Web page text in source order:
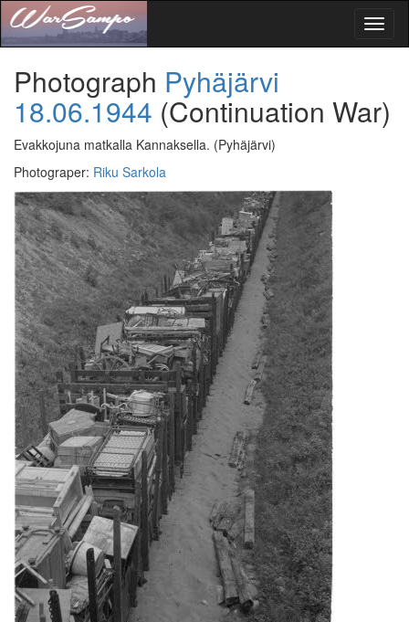
Photograph Pyhäjärvi
18.06.1944 (Continuation War)
Evakkojuna matkalla Kannaksella. (Pyhäjärvi)
Photograper: Riku Sarkola